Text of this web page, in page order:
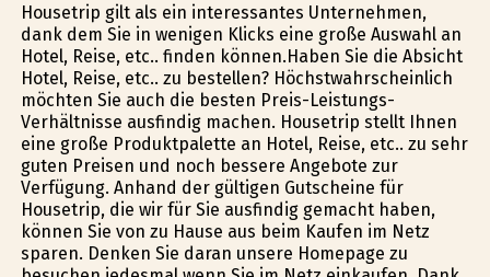
Housetrip gilt als ein interessantes Unternehmen,
dank dem Sie in wenigen Klicks eine große Auswahl an
Hotel, Reise, etc.. finden können.Haben Sie die Absicht
Hotel, Reise, etc.. zu bestellen? Höchstwahrscheinlich
möchten Sie auch die besten Preis-Leistungs-
Verhältnisse ausfindig machen. Housetrip stellt Ihnen
eine große Produktpalette an Hotel, Reise, etc.. zu sehr
guten Preisen und noch bessere Angebote zur
Verfügung. Anhand der gültigen Gutscheine für
Housetrip, die wir für Sie ausfindig gemacht haben,
können Sie von zu Hause aus beim Kaufen im Netz
sparen. Denken Sie daran unsere Homepage zu